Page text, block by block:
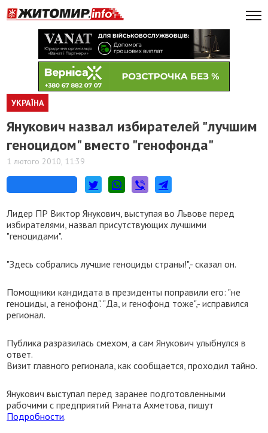
УКРАЇНА
Янукович назвал избирателей "лучшим
геноцидом" вместо "генофонда"
1 лютого 2010, 11:39
Лидер ПР Виктор Янукович, выступая во Львове перед
избирателями, назвал присутствующих лучшими
"геноцидами".
"Здесь собрались лучшие геноциды страны!",- сказал он.
Помощники кандидата в президенты поправили его: "не
геноциды, а генофонд". "Да, и генофонд тоже",- исправился
регионал.
Публика разразилась смехом, а сам Янукович улыбнулся в
ответ.
Визит главного регионала, как сообщается, проходил тайно.
Янукович выступал перед заранее подготовленными
рабочими с предприятий Рината Ахметова, пишут
Подробности.